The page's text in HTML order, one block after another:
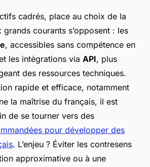
cadrés, place au choix de la
courants s’opposent : les
, accessibles sans compétence en
les intégrations via API, plus
des ressources techniques.
rapide et efficace, notamment
la maîtrise du français, il est
de se tourner vers des
pour développer des
. L’enjeu ? Éviter les contresens
approximative ou à une